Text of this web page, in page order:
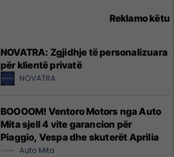
Reklamo këtu
NOVATRA: Zgjidhje të personalizuara
për klientë privatë
NOVATRA
BOOOOM! Ventoro Motors nga Auto
Mita sjell 4 vite garancion për
Piaggio, Vespa dhe skuterët Aprilia
Auto Mita